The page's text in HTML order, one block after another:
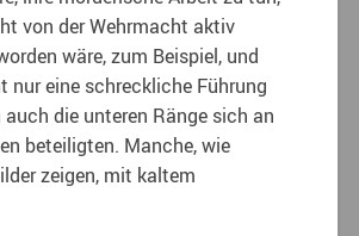
von der Wehrmacht aktiv
wäre, zum Beispiel, und
nur eine schreckliche Führung
auch die unteren Ränge sich an
beteiligten. Manche, wie
zeigen, mit kaltem